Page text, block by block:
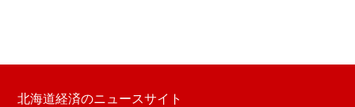
北海道経済のニュースサイト